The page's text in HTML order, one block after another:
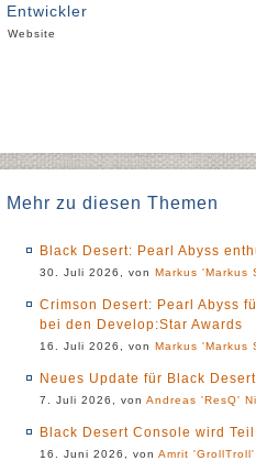
Entwickler
Website
Mehr zu diesen Themen
Black Desert: Pearl Abyss
30. Juli 2026, von Markus 'Markus
Crimson Desert: Pearl Abyss
bei den Develop:Star Awards
16. Juli 2026, von Markus 'Markus
Neues Update für Black
7. Juli 2026, von Andreas 'ResQ'
Black Desert Console wird
16. Juni 2026, von Amrit